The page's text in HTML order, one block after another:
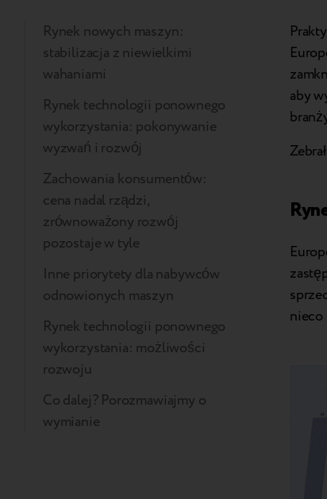
Rynek nowych maszyn:
stabilizacja z niewielkimi
wahaniami
Rynek technologii ponownego
wykorzystania: pokonywanie
wyzwań i rozwój
Zachowania konsumentów:
cena nadal rządzi,
zrównoważony rozwój
pozostaje w tyle
Inne priorytety dla nabywców
odnowionych maszyn
Rynek technologii ponownego
wykorzystania: możliwości
rozwoju
Co dalej? Porozmawiajmy o
wymianie
aby